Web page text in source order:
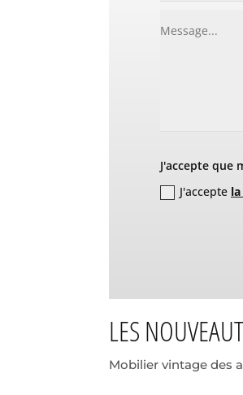
J'accepte que
J'accepte
LES
Mobilier vintage des